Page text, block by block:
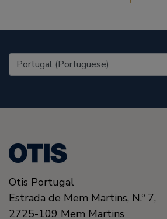
United States (EN)
Otis Portugal
Estrada de Mem Martins, N.º 7,
2725-109 Mem Martins